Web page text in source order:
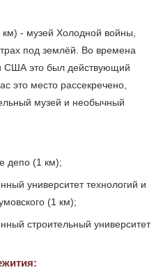
км) - музей Холодной войны,
под землёй. Во времена
США это был действующий
это место рассекречено,
музей и необычный
депо (1 км);
университет технологий и
(1 км);
строительный университет